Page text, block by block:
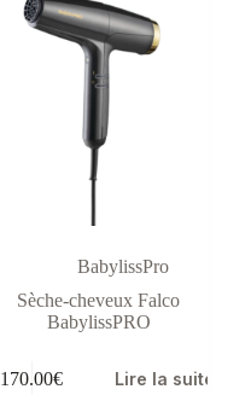
BabylissPro
Sèche-cheveux Falco
BabylissPRO
170.00€ Lire la suite